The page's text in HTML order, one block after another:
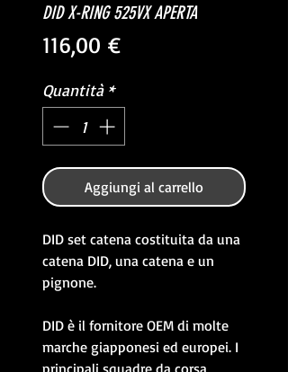
DID X-RING 525VX APERTA
116,00 €Prezzo
Quantità *
Aggiungi al carrello
DID set catena costituita da una
catena DID, una catena e un
pignone.
DID è il fornitore OEM di molte
marche giapponesi ed europei. I
principali squadre da corsa